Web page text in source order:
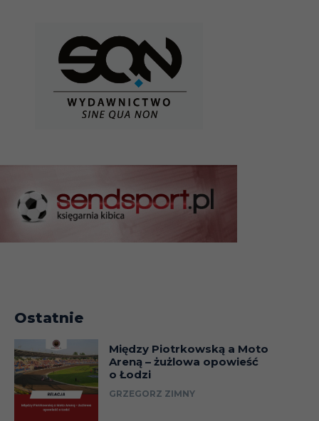
Ostatnie
Między Piotrkowską a Moto
Areną – żużlowa opowieść
o Łodzi
GRZEGORZ ZIMNY